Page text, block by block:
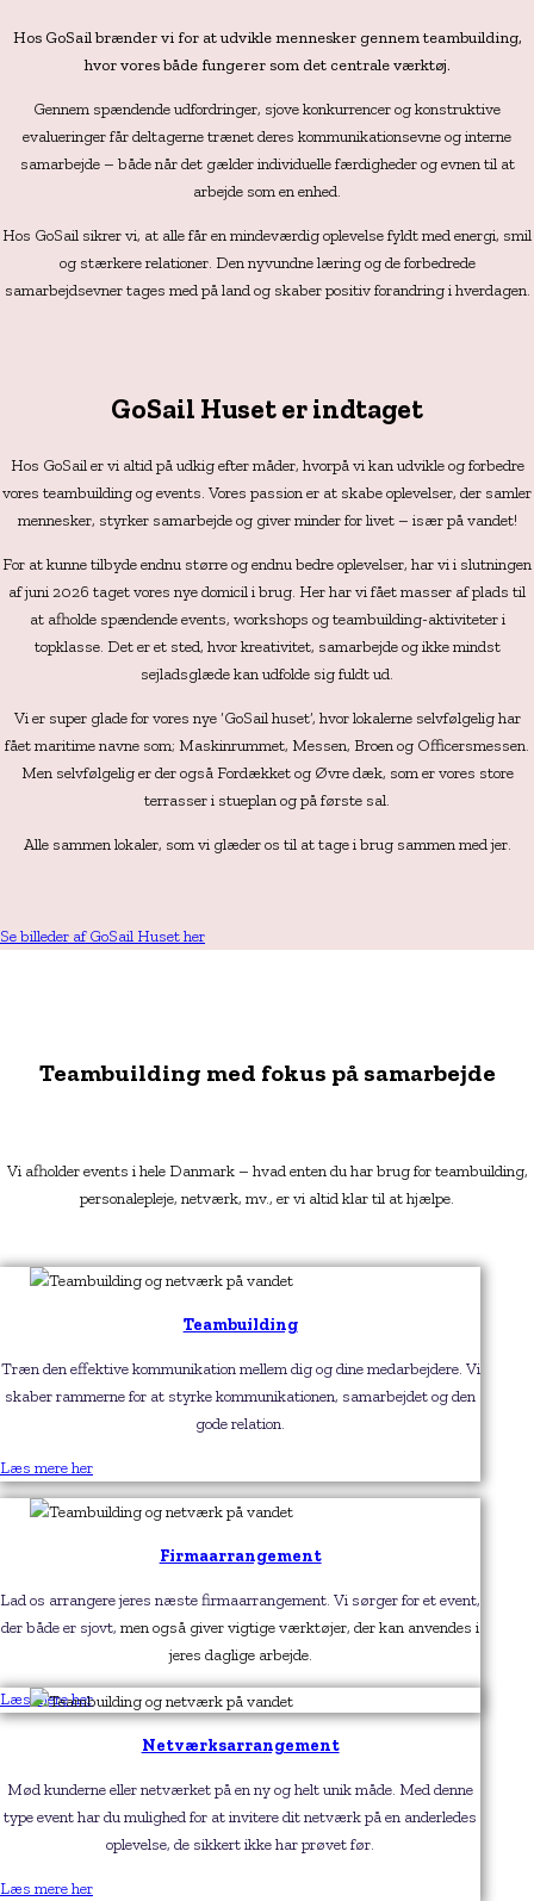
Hos GoSail brænder vi for at udvikle mennesker gennem teambuilding,
hvor vores både fungerer som det centrale værktøj.
Gennem spændende udfordringer, sjove konkurrencer og konstruktive
evalueringer får deltagerne trænet deres kommunikationsevne og interne
samarbejde – både når det gælder individuelle færdigheder og evnen til at
arbejde som en enhed.
Hos GoSail sikrer vi, at alle får en mindeværdig oplevelse fyldt med energi, smil
og stærkere relationer. Den nyvundne læring og de forbedrede
samarbejdsevner tages med på land og skaber positiv forandring i hverdagen.
GoSail Huset er indtaget
Hos GoSail er vi altid på udkig efter måder, hvorpå vi kan udvikle og forbedre
vores teambuilding og events. Vores passion er at skabe oplevelser, der samler
mennesker, styrker samarbejde og giver minder for livet – især på vandet!
For at kunne tilbyde endnu større og endnu bedre oplevelser, har vi i slutningen
af juni 2026 taget vores nye domicil i brug. Her har vi fået masser af plads til
at afholde spændende events, workshops og teambuilding-aktiviteter i
topklasse. Det er et sted, hvor kreativitet, samarbejde og ikke mindst
sejladsglæde kan udfolde sig fuldt ud.
Vi er super glade for vores nye ‘GoSail huset’, hvor lokalerne selvfølgelig har
fået maritime navne som; Maskinrummet, Messen, Broen og Officersmessen.
Men selvfølgelig er der også Fordækket og Øvre dæk, som er vores store
terrasser i stueplan og på første sal.
Alle sammen lokaler, som vi glæder os til at tage i brug sammen med jer.
Se billeder af GoSail Huset her
Teambuilding med fokus på samarbejde
Vi afholder events i hele Danmark – hvad enten du har brug for teambuilding,
personalepleje, netværk, mv., er vi altid klar til at hjælpe.
Teambuilding
Træn den effektive kommunikation mellem dig og dine medarbejdere. Vi
skaber rammerne for at styrke kommunikationen, samarbejdet og den
gode relation.
Læs mere her
Firmaarrangement
Lad os arrangere jeres næste firmaarrangement. Vi sørger for et event,
der både er sjovt, men også giver vigtige værktøjer, der kan anvendes i
jeres daglige arbejde.
Læs mere her
Netværksarrangement
Mød kunderne eller netværket på en ny og helt unik måde. Med denne
type event har du mulighed for at invitere dit netværk på en anderledes
oplevelse, de sikkert ikke har prøvet før.
Læs mere her